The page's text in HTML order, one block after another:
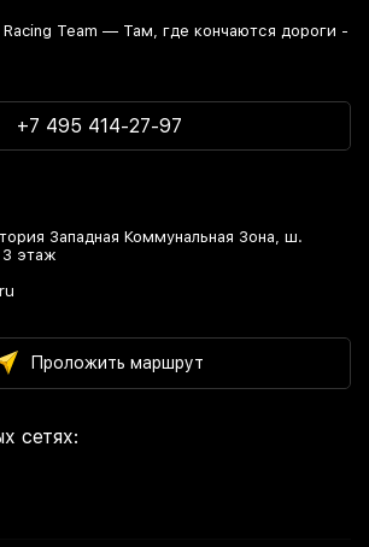
Team — Там, где кончаются дороги -
+7 495 414-27-97
Западная Коммунальная Зона, ш.
3 этаж
Проложить маршрут
сетях: